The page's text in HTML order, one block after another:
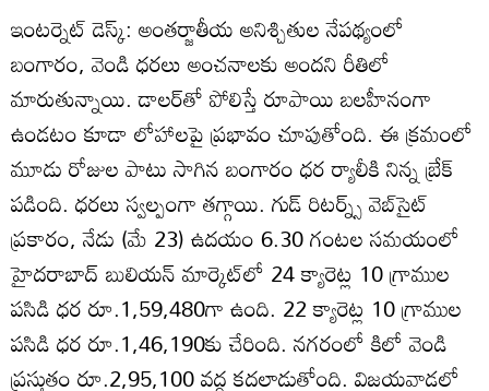
ఇంటర్నెట్ డెస్క్: అంతర్జాతీయ అనిశ్చితుల నేపథ్యంలో
బంగారం, వెండి ధరలు అంచనాలకు అందని రీతిలో
మారుతున్నాయి. డాలర్‌తో పోలిస్తే రూపాయి బలహీనంగా
ఉండటం కూడా లోహాలపై ప్రభావం చూపుతోంది. ఈ క్రమంలో
మూడు రోజుల పాటు సాగిన బంగారం ధర ర్యాలీకి నిన్న బ్రేక్
పడింది. ధరలు స్వల్పంగా తగ్గాయి. గుడ్ రిటర్న్స్ వెబ్‌సైట్
ప్రకారం, నేడు (మే 23) ఉదయం 6.30 గంటల సమయంలో
హైదరాబాద్ బులియన్ మార్కెట్‌లో 24 క్యారెట్ల 10 గ్రాముల
పసిడి ధర రూ.1,59,480గా ఉంది. 22 క్యారెట్ల 10 గ్రాముల
పసిడి ధర రూ.1,46,190కు చేరింది. నగరంలో కిలో వెండి
ప్రస్తుతం రూ.2,95,100 వద్ద కదలాడుతోంది. విజయవాడలో